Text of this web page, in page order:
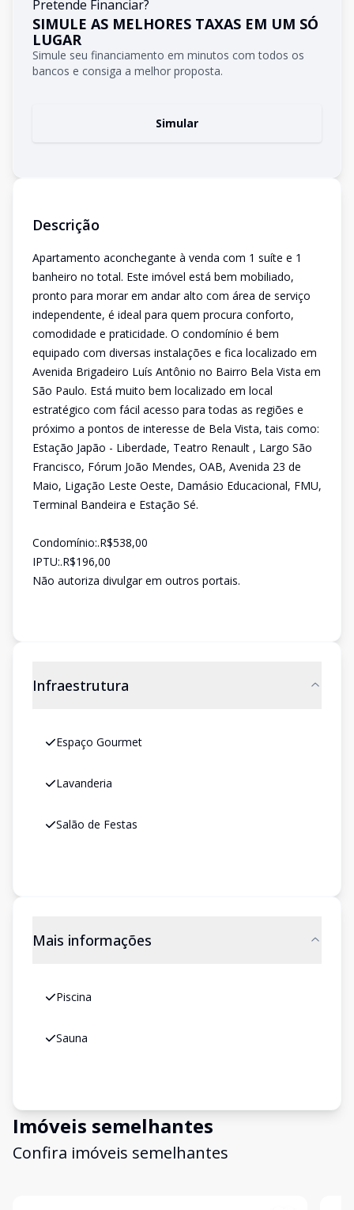
Pretende Financiar?
SIMULE AS MELHORES TAXAS EM UM SÓ
LUGAR
Simule seu financiamento em minutos com todos os
bancos e consiga a melhor proposta.
Simular
Descrição
Apartamento aconchegante à venda com 1 suíte e 1
banheiro no total. Este imóvel está bem mobiliado,
pronto para morar em andar alto com área de serviço
independente, é ideal para quem procura conforto,
comodidade e praticidade. O condomínio é bem
equipado com diversas instalações e fica localizado em
Avenida Brigadeiro Luís Antônio no Bairro Bela Vista em
São Paulo. Está muito bem localizado em local
estratégico com fácil acesso para todas as regiões e
próximo a pontos de interesse de Bela Vista, tais como:
Estação Japão - Liberdade, Teatro Renault , Largo São
Francisco, Fórum João Mendes, OAB, Avenida 23 de
Maio, Ligação Leste Oeste, Damásio Educacional, FMU,
Terminal Bandeira e Estação Sé.
Condomínio:.R$538,00
IPTU:.R$196,00
Não autoriza divulgar em outros portais.
Infraestrutura
Espaço Gourmet
Lavanderia
Salão de Festas
Mais informações
Piscina
Sauna
Imóveis semelhantes
Confira imóveis semelhantes